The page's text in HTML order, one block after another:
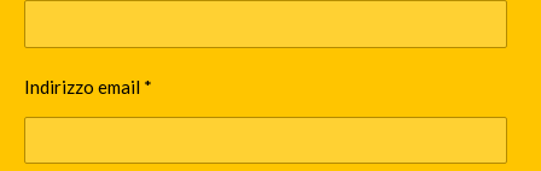
Indirizzo email *